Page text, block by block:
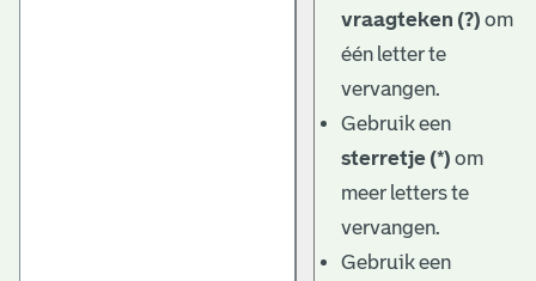
vraagteken (?) om
één letter te
vervangen.
Gebruik een
sterretje (*) om
meer letters te
vervangen.
Gebruik een